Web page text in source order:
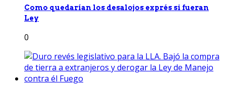
Como quedarían los desalojos exprés si fueran
Ley
0